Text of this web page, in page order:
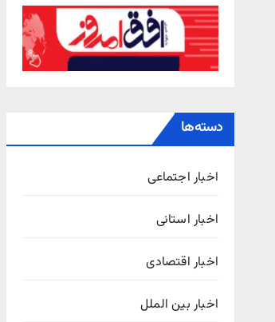
دسته‌ها
اخبار اجتماعی
اخبار استانی
اخبار اقتصادی
اخبار بین الملل